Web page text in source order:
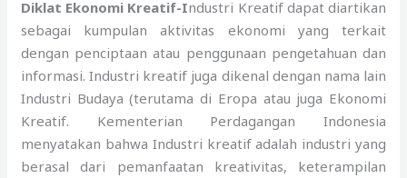
Diklat Ekonomi Kreatif-Industri Kreatif dapat diartikan
sebagai kumpulan aktivitas ekonomi yang terkait
dengan penciptaan atau penggunaan pengetahuan dan
informasi. Industri kreatif juga dikenal dengan nama lain
Industri Budaya (terutama di Eropa atau juga Ekonomi
Kreatif. Kementerian Perdagangan Indonesia
menyatakan bahwa Industri kreatif adalah industri yang
berasal dari pemanfaatan kreativitas, keterampilan